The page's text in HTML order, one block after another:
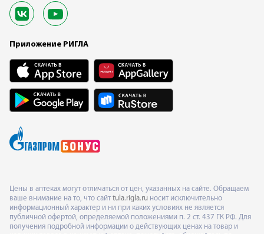
Приложение РИГЛА
Цены в аптеках могут отличаться от цен, указанных на сайте. Обращаем
ваше внимание на то, что сайт tula.rigla.ru носит исключительно
информационный характер и ни при каких условиях не является
публичной офертой, определяемой положениями п. 2 ст. 437 ГК РФ. Для
получения подробной информации о действующих ценах на товар и